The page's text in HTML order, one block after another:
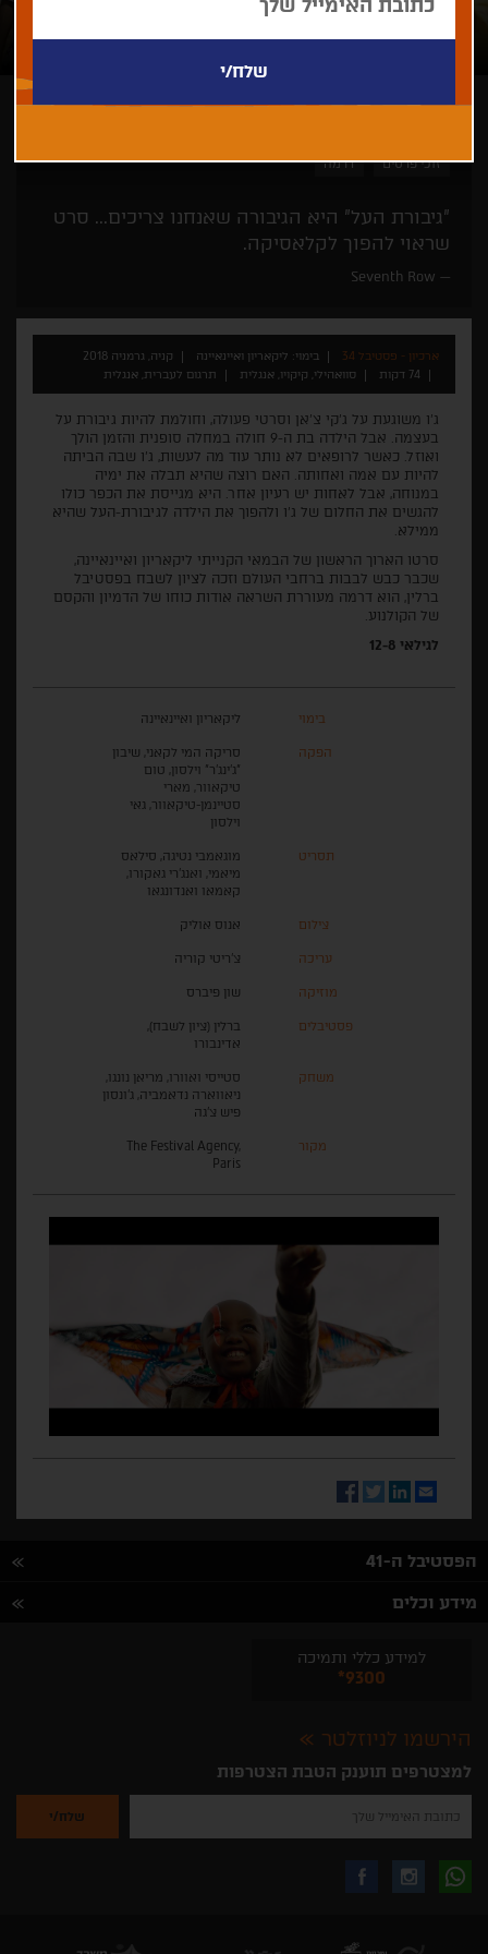
זוכי פרסים דרמה
"גיבורת העל" היא הגיבורה שאנחנו צריכים... סרט
שראוי להפוך לקלאסיקה.
Seventh Row
ארכיון - פסטיבל 34 בימוי: ליקאריון ואיינאיינה
קניה, גרמניה 2018
74 דקות
סוואהילי, קיקויו, אנגלית תרגום לעברית, אנגלית
ג'ו משוגעת על ג'קי צ'אן וסרטי פעולה, וחולמת להיות גיבורת על
בעצמה. אבל הילדה בת ה-9 חולה במחלה סופנית והזמן הולך
ואוזל. כאשר לרופאים לא נותר עוד מה לעשות, ג'ו שבה הביתה
להיות עם אמה ואחותה. האם רוצה שהיא תבלה את ימיה
במנוחה, אבל לאחות יש רעיון אחר. היא מגייסת את הכפר כולו
להגשים את החלום של ג'ו ולהפוך את הילדה לגיבורת-העל שהיא
ממילא.
סרטו הארוך הראשון של הבמאי הקנייתי ליקאריון ואיינאיינה,
שכבר כבש לבבות ברחבי העולם וזכה לציון לשבח בפסטיבל
ברלין, הוא דרמה מעוררת השראה אודות כוחו של הדמיון והקסם
של הקולנוע.
לגילאי 12-8
בימוי ליקאריון ואיינאיינה
הפקה
סריקה המי לקאני, שיבון
"ג'ינג'ר" וילסון, טום
טיקאוור, מארי
סטיינמן-טיקאוור, גאי
וילסון
תסריט
מוגאמבי נטיגה, סילאס
מיאמי, ואנג'רי גאקורו,
קאמאו ואנדונגאו
צילום אנוס אוליק
עריכה צ'ריטי קוריה
מוזיקה שון פיברס
פסטיבלים
ברלין (ציון לשבח),
אדינבורו
משחק
סטייסי ואוורו, מריאן נונגו,
ניאווארה נדאמביה, ג'ונסון
פיש צ'גה
מקור
The Festival Agency,
Paris
Email
LinkedIn
Twitter
Facebook
הפסטיבל ה-41
מידע וכלים
למידע כללי ותמיכה
*9300
הירשמו לניוזלטר
למצטרפים תוענק הטבת הצטרפות
להזין
שלך
לקבלת
באינסטגרם
עקבו
בפייסבוק